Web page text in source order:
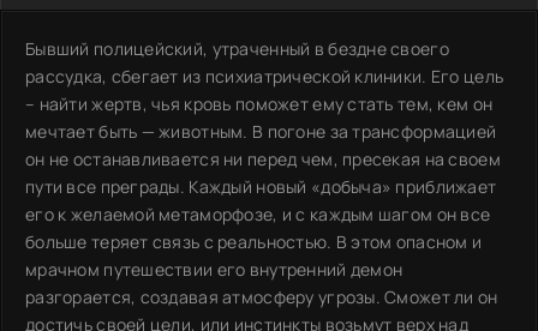
Бывший полицейский, утраченный в бездне своего
рассудка, сбегает из психиатрической клиники. Его цель
– найти жертв, чья кровь поможет ему стать тем, кем он
мечтает быть — животным. В погоне за трансформацией
он не останавливается ни перед чем, пресекая на своем
пути все преграды. Каждый новый «добыча» приближает
его к желаемой метаморфозе, и с каждым шагом он все
больше теряет связь с реальностью. В этом опасном и
мрачном путешествии его внутренний демон
разгорается, создавая атмосферу угрозы. Сможет ли он
достичь своей цели, или инстинкты возьмут верх над